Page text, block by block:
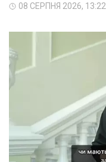
08 СЕРПНЯ 2026, 13:22